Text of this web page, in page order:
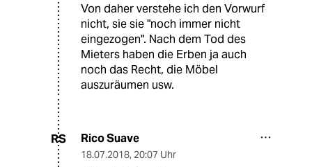
Von daher verstehe ich den Vorwurf
nicht, sie sie "noch immer nicht
eingezogen". Nach dem Tod des
Mieters haben die Erben ja auch
noch das Recht, die Möbel
auszuräumen usw.
RS Rico Suave
18.07.2018, 20:07 Uhr